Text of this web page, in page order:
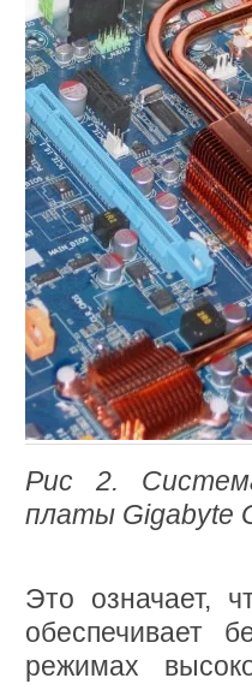
Рис 2.
платы Gigabyte
Это означает,
обеспечивает
режимах